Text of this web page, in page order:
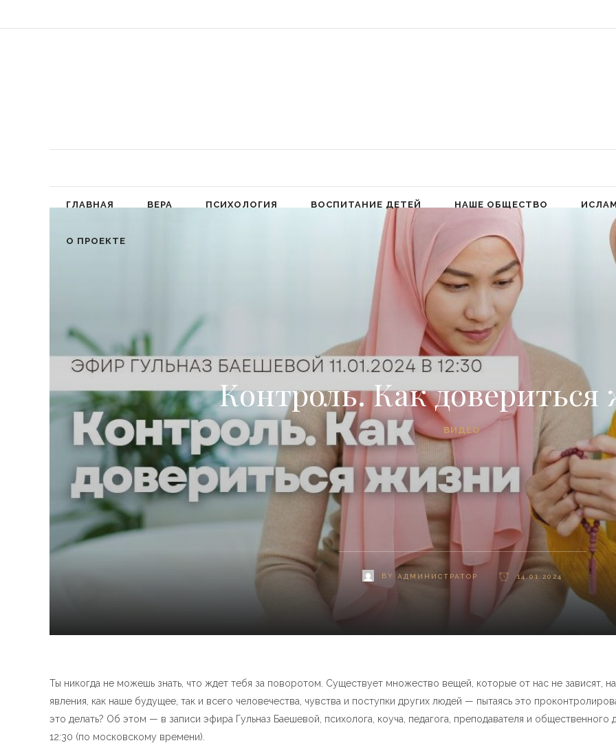
ГЛАВНАЯ ВЕРА ПСИХОЛОГИЯ ВОСПИТАНИЕ ДЕТЕЙ НАШЕ ОБЩЕСТВО
О ПРОЕКТЕ
Контроль. Как
ВИДЕО
BY АДМИНИСТРАТОР 14.01.2024
Ты никогда не можешь знать, что ждет тебя за поворотом. Существует множество вещей, которые от нас не зависят,
явления, как наше будущее, так и всего человечества, чувства и поступки других людей — пытаясь это
это делать? Об этом — в записи эфира Гульназ Баешевой, психолога, коуча, педагога, преподавателя и общественного
12:30 (по московскому времени).